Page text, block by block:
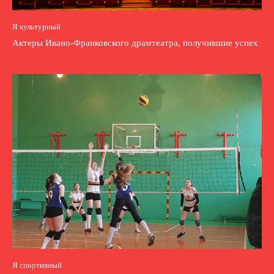
Я культурный
Актеры Ивано-Франковского драмтеатра, получившие успех
Я спортивный